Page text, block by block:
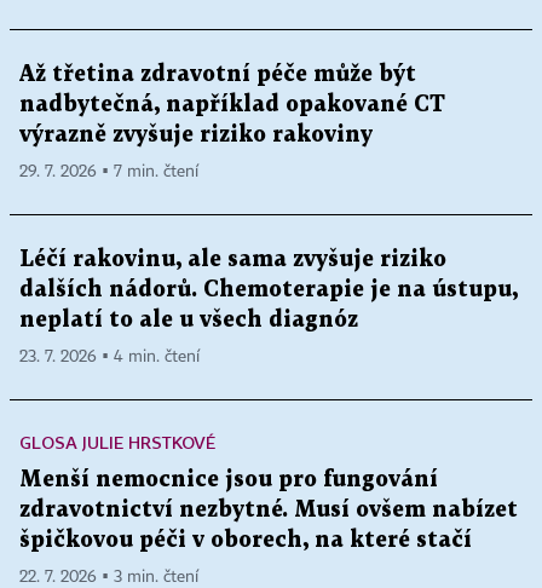
Až třetina zdravotní péče může být
nadbytečná, například opakované CT
výrazně zvyšuje riziko rakoviny
29. 7. 2026 ▪ 7 min. čtení
Léčí rakovinu, ale sama zvyšuje riziko
dalších nádorů. Chemoterapie je na ústupu,
neplatí to ale u všech diagnóz
23. 7. 2026 ▪ 4 min. čtení
GLOSA JULIE HRSTKOVÉ
Menší nemocnice jsou pro fungování
zdravotnictví nezbytné. Musí ovšem nabízet
špičkovou péči v oborech, na které stačí
22. 7. 2026 ▪ 3 min. čtení